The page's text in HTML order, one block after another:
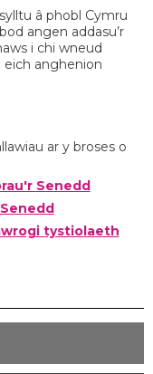
â phobl Cymru
angen addasu’r
i chi wneud
eich anghenion
ar y broses o
Senedd
tystiolaeth